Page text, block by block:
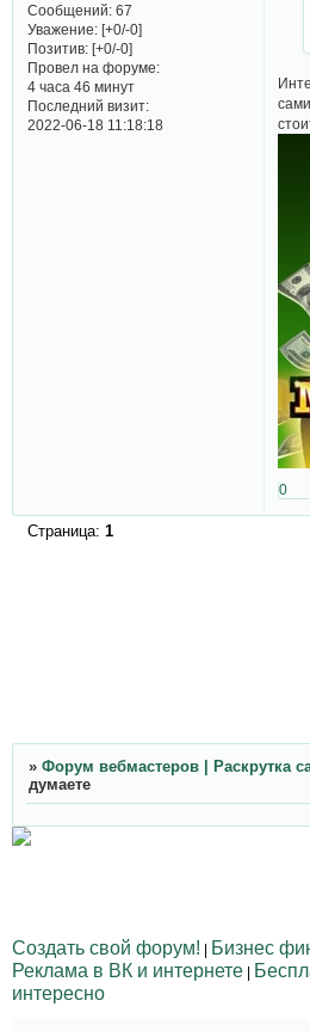
Сообщений:67
Уважение: [+0/-0]
Позитив: [+0/-0]
Провел на форуме:
4 часа 46 минут
Последний визит:
2022-06-18 11:18:18
0
Страница: 1
» Форум вебмастеров | Раскрутка
думаете
Создать свой форум! | Бизнес
Реклама в ВК и интернете |
интересно